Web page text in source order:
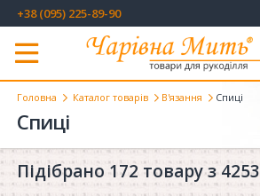
+38 (095) 225-89-90
Меню
Головна Каталог товарів В'язання Спиці
Спиці
Підібрано 172 товару з 4253